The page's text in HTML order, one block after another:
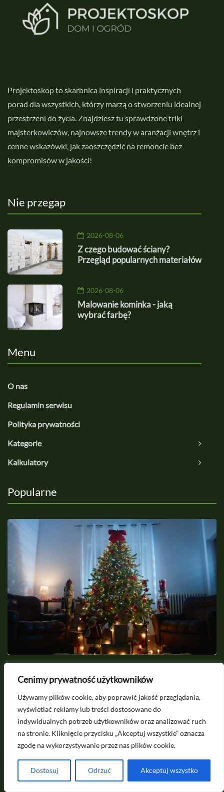
Cenimy prywatność użytkowników
Używamy plików cookie, aby poprawić jakość przeglądania,
wyświetlać reklamy lub treści dostosowane do
indywidualnych potrzeb użytkowników oraz analizować ruch
na stronie. Kliknięcie przycisku „Akceptuj wszystkie” oznacza
zgodę na wykorzystywanie przez nas plików cookie.
Dostosuj Odrzuć Akceptuj wszystko
Projektoskop to skarbnica inspiracji i praktycznych
porad dla wszystkich, którzy marzą o stworzeniu idealnej
przestrzeni do życia. Znajdziesz tu sprawdzone triki
majsterkowiczów, najnowsze trendy w aranżacji wnętrz i
cenne wskazówki, jak zaoszczędzić na remoncie bez
kompromisów w jakości!
Nie przegap
2026-08-06
Z czego budować ściany?
Przegląd popularnych materiałów
2026-08-06
Malowanie kominka - jaką
wybrać farbę?
Menu
O nas
Regulamin serwisu
Polityka prywatności
Kategorie
Kalkulatory
Popularne
2026-07-01
igieł
Potrzebujesz porady? Napisz do nas na
kontakt@projektoskop.pl